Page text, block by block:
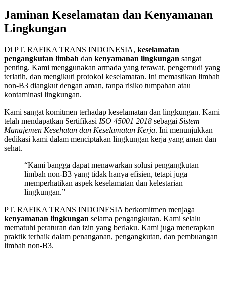
Jaminan Keselamatan dan Kenyamanan
Lingkungan
Di PT. RAFIKA TRANS INDONESIA, keselamatan
pengangkutan limbah dan kenyamanan lingkungan sangat
penting. Kami menggunakan armada yang terawat, pengemudi yang
terlatih, dan mengikuti protokol keselamatan. Ini memastikan limbah
non-B3 diangkut dengan aman, tanpa risiko tumpahan atau
kontaminasi lingkungan.
Kami sangat komitmen terhadap keselamatan dan lingkungan. Kami
telah mendapatkan Sertifikasi ISO 45001 2018 sebagai Sistem
Manajemen Kesehatan dan Keselamatan Kerja. Ini menunjukkan
dedikasi kami dalam menciptakan lingkungan kerja yang aman dan
sehat.
“Kami bangga dapat menawarkan solusi pengangkutan
limbah non-B3 yang tidak hanya efisien, tetapi juga
memperhatikan aspek keselamatan dan kelestarian
lingkungan.”
PT. RAFIKA TRANS INDONESIA berkomitmen menjaga
kenyamanan lingkungan selama pengangkutan. Kami selalu
mematuhi peraturan dan izin yang berlaku. Kami juga menerapkan
praktik terbaik dalam penanganan, pengangkutan, dan pembuangan
limbah non-B3.